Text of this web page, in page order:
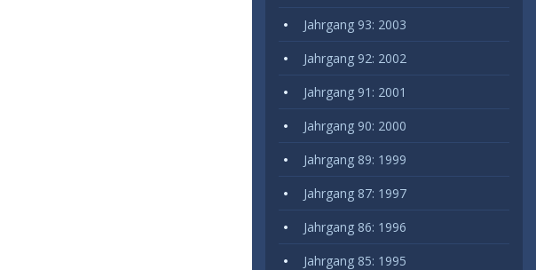
Jahrgang 93: 2003
Jahrgang 92: 2002
Jahrgang 91: 2001
Jahrgang 90: 2000
Jahrgang 89: 1999
Jahrgang 87: 1997
Jahrgang 86: 1996
Jahrgang 85: 1995